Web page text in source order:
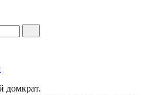
домкрат.